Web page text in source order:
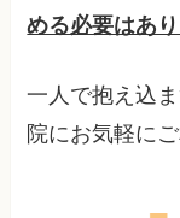
める必要はあ
一人で抱え込
院にお気軽に